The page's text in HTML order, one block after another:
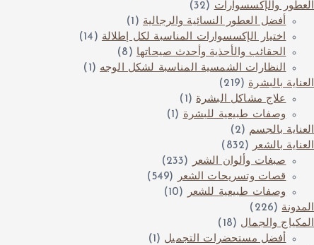
العطور والإكسسوارات (32)
أفضل العطور النسائية والرجالية (1)
اختيار الإكسسوارات المناسبة لكل إطلالة (14)
الحقائب والأحذية وأحدث صيحاتها (8)
النظارات الشمسية المناسبة لشكل الوجه (1)
العناية بالبشرة (219)
علاج مشاكل البشرة (1)
وصفات طبيعية للبشرة (1)
العناية بالجسم (2)
العناية بالشعر
(832)
صبغات وألوان الشعر
(233)
قصات وتسريحات الشعر
(549)
وصفات طبيعية للشعر
(10)
المدونة (226)
المكياج والجمال (18)
أفضل مستحضرات التجميل (1)